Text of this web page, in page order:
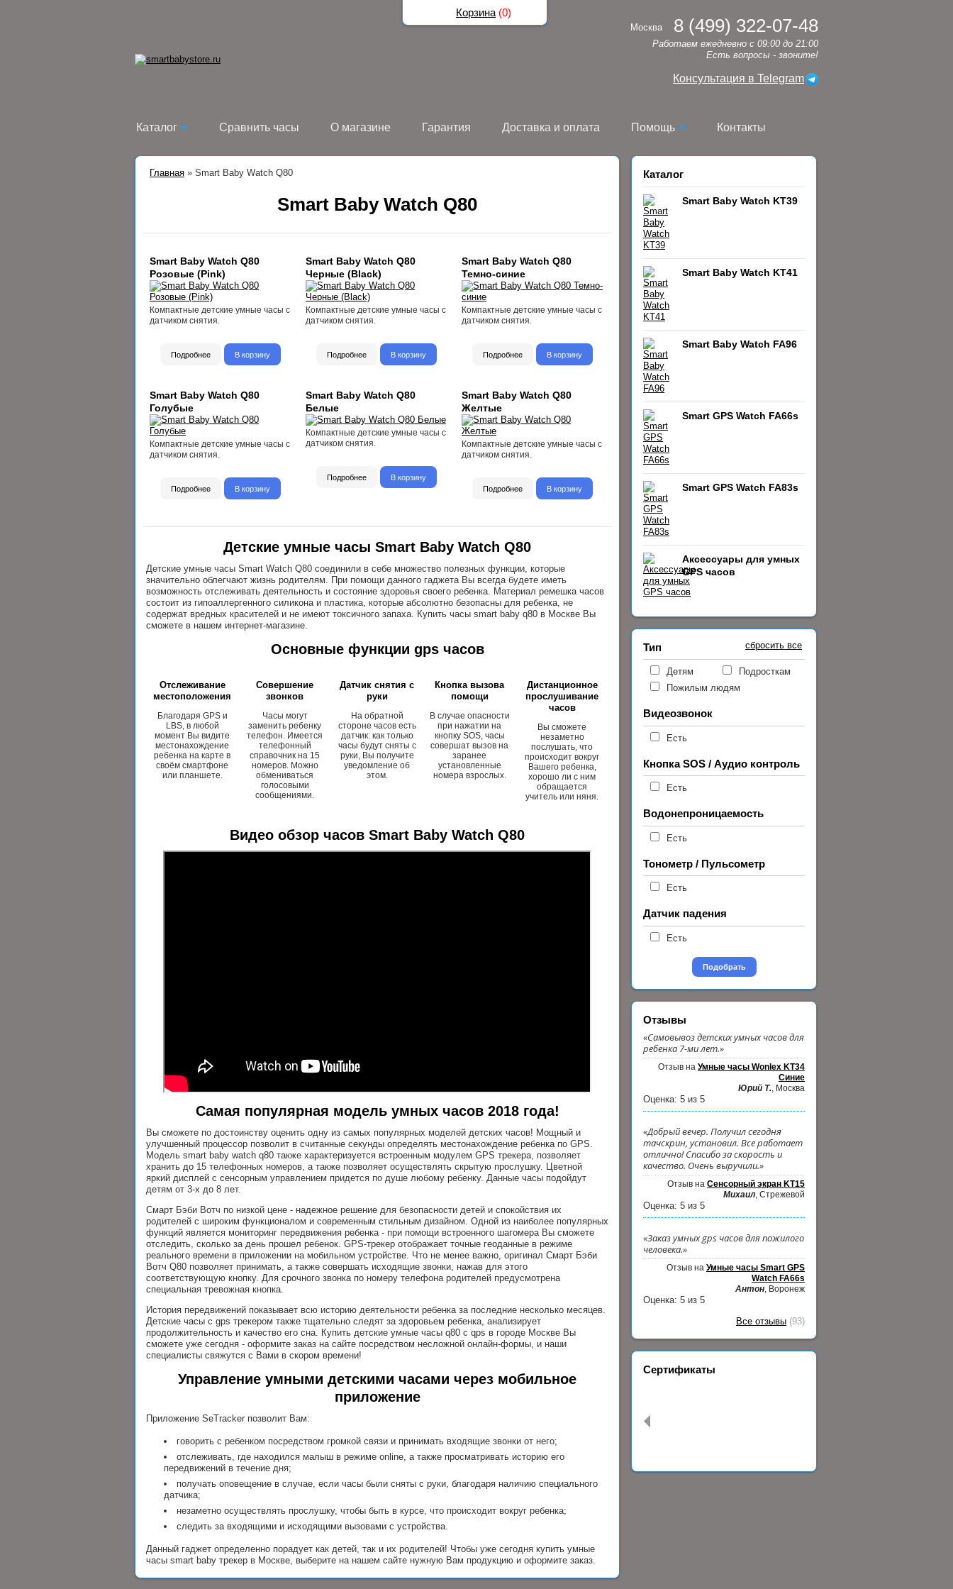
Москва 8 (499) 322-07-48
Работаем ежедневно с 09:00 до 21:00
Есть вопросы - звоните!
Консультация в Telegram
Каталог Сравнить часы О магазине Гарантия Доставка и оплата Помощь Контакты
Главная » Smart Baby Watch Q80
Smart Baby Watch Q80
Smart Baby Watch Q80
Розовые (Pink)
Компактные детские умные часы с
датчиком снятия.
Подробнее В корзину
Smart Baby Watch Q80
Черные (Black)
Компактные детские умные часы с
датчиком снятия.
Подробнее В корзину
Smart Baby Watch Q80
Темно-синие
Компактные детские умные часы с
датчиком снятия.
Подробнее В корзину
Smart Baby Watch Q80
Голубые
Компактные детские умные часы с
датчиком снятия.
Подробнее В корзину
Smart Baby Watch Q80
Белые
Компактные детские умные часы с
датчиком снятия.
Подробнее В корзину
Smart Baby Watch Q80
Желтые
Компактные детские умные часы с
датчиком снятия.
Подробнее В корзину
Детские умные часы Smart Baby Watch Q80
Детские умные часы Smart Watch Q80 соединили в себе множество полезных функции, которые
значительно облегчают жизнь родителям. При помощи данного гаджета Вы всегда будете иметь
возможность отслеживать деятельность и состояние здоровья своего ребенка. Материал ремешка часов
состоит из гипоаллергенного силикона и пластика, которые абсолютно безопасны для ребенка, не
содержат вредных красителей и не имеют токсичного запаха. Купить часы smart baby q80 в Москве Вы
сможете в нашем интернет-магазине.
Основные функции gps часов
Отслеживание
местоположения
Благодаря GPS и
LBS, в любой
момент Вы видите
местонахождение
ребенка на карте в
своём смартфоне
или планшете.
Совершение
звонков
Часы могут
заменить ребенку
телефон. Имеется
телефонный
справочник на 15
номеров. Можно
обмениваться
голосовыми
сообщениями.
Датчик снятия с
руки
На обратной
стороне часов есть
датчик: как только
часы будут сняты с
руки, Вы получите
уведомление об
этом.
Кнопка вызова
помощи
В случае опасности
при нажатии на
кнопку SOS, часы
совершат вызов на
заранее
установленные
номера взрослых.
Дистанционное
прослушивание
часов
Вы сможете
незаметно
послушать, что
происходит вокруг
Вашего ребенка,
хорошо ли с ним
обращается
учитель или няня.
Видео обзор часов Smart Baby Watch Q80
Самая популярная модель умных часов 2018 года!
Вы сможете по достоинству оценить одну из самых популярных моделей детских часов! Мощный и
улучшенный процессор позволит в считанные секунды определять местонахождение ребенка по GPS.
Модель smart baby watch q80 также характеризуется встроенным модулем GPS трекера, позволяет
хранить до 15 телефонных номеров, а также позволяет осуществлять скрытую прослушку. Цветной
яркий дисплей с сенсорным управлением придется по душе любому ребенку. Данные часы подойдут
детям от 3-х до 8 лет.
Смарт Бэби Вотч по низкой цене - надежное решение для безопасности детей и спокойствия их
родителей с широким функционалом и современным стильным дизайном. Одной из наиболее популярных
функций является мониторинг передвижения ребенка - при помощи встроенного шагомера Вы сможете
отследить, сколько за день прошел ребенок. GPS-трекер отображает точные геоданные в режиме
реального времени в приложении на мобильном устройстве. Что не менее важно, оригинал Смарт Бэби
Вотч Q80 позволяет принимать, а также совершать исходящие звонки, нажав для этого
соответствующую кнопку. Для срочного звонка по номеру телефона родителей предусмотрена
специальная тревожная кнопка.
История передвижений показывает всю историю деятельности ребенка за последние несколько месяцев.
Детские часы с gps трекером также тщательно следят за здоровьем ребенка, анализирует
продолжительность и качество его сна. Купить детские умные часы q80 c qps в городе Москве Вы
сможете уже сегодня - оформите заказ на сайте посредством несложной онлайн-формы, и наши
специалисты свяжутся с Вами в скором времени!
Управление умными детскими часами через мобильное
приложение
Приложение SeTracker позволит Вам:
говорить с ребенком посредством громкой связи и принимать входящие звонки от него;
отслеживать, где находился малыш в режиме online, а также просматривать историю его
передвижений в течение дня;
получать оповещение в случае, если часы были сняты с руки, благодаря наличию специального
датчика;
незаметно осуществлять прослушку, чтобы быть в курсе, что происходит вокруг ребенка;
следить за входящими и исходящими вызовами с устройства.
Данный гаджет определенно порадует как детей, так и их родителей! Чтобы уже сегодня купить умные
часы smart baby трекер в Москве, выберите на нашем сайте нужную Вам продукцию и оформите заказ.
Каталог
Smart Baby Watch KT39
Smart Baby Watch KT41
Smart Baby Watch FA96
Smart GPS Watch FA66s
Smart GPS Watch FA83s
Аксессуары для умных
GPS часов
сбросить все
Тип
Детям
Подросткам
Пожилым людям
Видеозвонок
Есть
Кнопка SOS / Аудио контроль
Есть
Водонепроницаемость
Есть
Тонометр / Пульсометр
Есть
Датчик падения
Есть
Подобрать
Отзывы
«Самовывоз детских умных часов для
ребенка 7-ми лет.»
Отзыв на Умные часы Wonlex KT34
Синие
Юрий Т., Москва
Оценка: 5 из 5
«Добрый вечер. Получил сегодня
тачскрин, установил. Все работает
отлично! Спасибо за скорость и
качество. Очень выручили.»
Отзыв на Сенсорный экран KT15
Михаил, Стрежевой
Оценка: 5 из 5
«Заказ умных gps часов для пожилого
человека.»
Отзыв на Умные часы Smart GPS
Watch FA66s
Антон, Воронеж
Оценка: 5 из 5
Все отзывы (93)
Сертификаты
Корзина (0)